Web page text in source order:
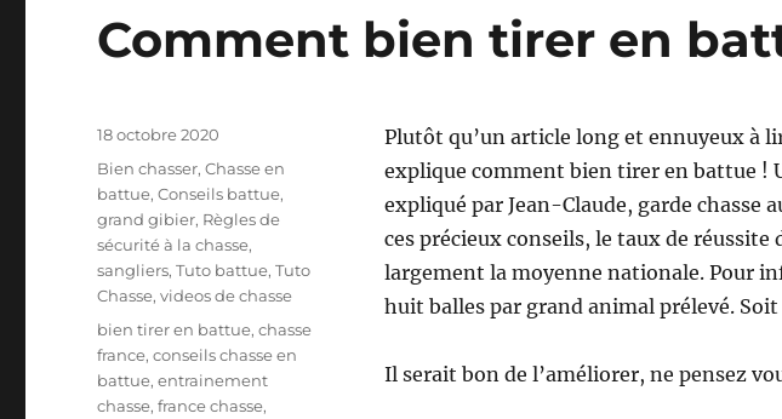
Comment bien tirer en
Plutôt qu’un article long et ennuyeux à
explique comment bien tirer en battue !
expliqué par Jean-Claude, garde chasse
ces précieux conseils, le taux de réussite
largement la moyenne nationale. Pour
huit balles par grand animal prélevé.
Il serait bon de l’améliorer, ne pensez
P
b
i
18 octobre 2020
C
a
t
é
g
o
r
i
e
Bien chasser,Chasse en
battue,Conseils battue,
grand gibier, Règles de
sécurité à la chasse,
sangliers,Tuto battue,Tuto
Chasse,videos de chasse
É
t
i
q
bien tirer en battue,chasse
france,conseils chasse en
battue,entrainement
chasse,france chasse,